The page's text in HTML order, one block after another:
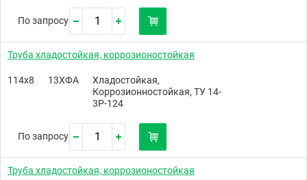
По запросу
Труба хладостойкая, коррозионостойкая
114х8 13ХФА
Хладостойкая,
Коррозионностойкая, ТУ 14-
3Р-124
По запросу
Труба хладостойкая, коррозионостойкая